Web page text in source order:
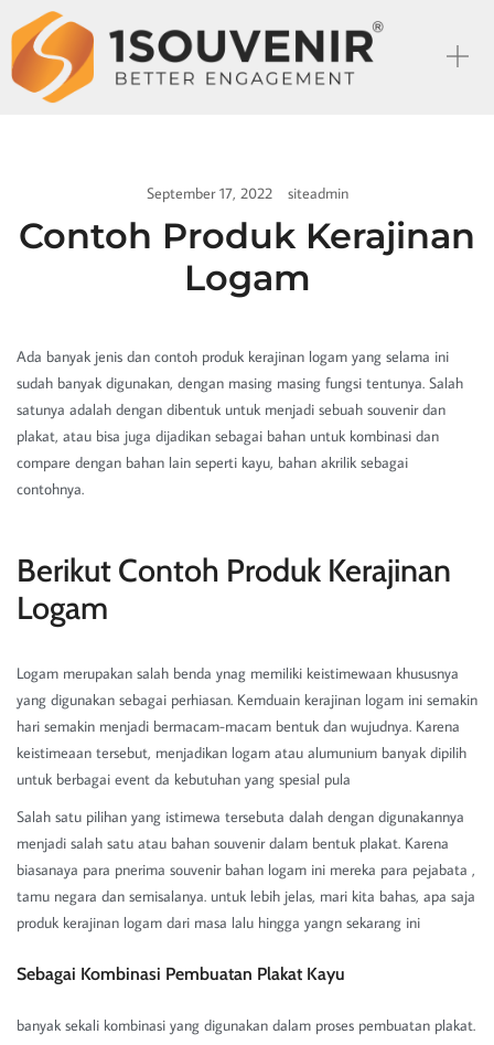
September 17, 2022 siteadmin
Contoh Produk Kerajinan
Logam
Ada banyak jenis dan contoh produk kerajinan logam yang selama ini
sudah banyak digunakan, dengan masing masing fungsi tentunya. Salah
satunya adalah dengan dibentuk untuk menjadi sebuah souvenir dan
plakat, atau bisa juga dijadikan sebagai bahan untuk kombinasi dan
compare dengan bahan lain seperti kayu, bahan akrilik sebagai
contohnya.
Berikut Contoh Produk Kerajinan
Logam
Logam merupakan salah benda ynag memiliki keistimewaan khususnya
yang digunakan sebagai perhiasan. Kemduain kerajinan logam ini semakin
hari semakin menjadi bermacam-macam bentuk dan wujudnya. Karena
keistimeaan tersebut, menjadikan logam atau alumunium banyak dipilih
untuk berbagai event da kebutuhan yang spesial pula
Salah satu pilihan yang istimewa tersebuta dalah dengan digunakannya
menjadi salah satu atau bahan souvenir dalam bentuk plakat. Karena
biasanaya para pnerima souvenir bahan logam ini mereka para pejabata ,
tamu negara dan semisalanya. untuk lebih jelas, mari kita bahas, apa saja
produk kerajinan logam dari masa lalu hingga yangn sekarang ini
Sebagai Kombinasi Pembuatan Plakat Kayu
banyak sekali kombinasi yang digunakan dalam proses pembuatan plakat.